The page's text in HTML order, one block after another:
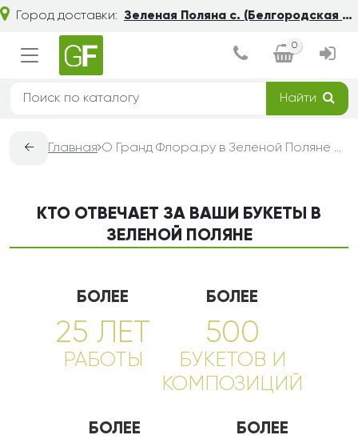
Город доставки: Зеленая Поляна с. (Белгородская обл.)
0
Найти
← Главная О Гранд Флора.ру в Зеленой Поляне — доставка букетов из цветов
КТО ОТВЕЧАЕТ ЗА ВАШИ БУКЕТЫ В
ЗЕЛЕНОЙ ПОЛЯНЕ
БОЛЕЕ
25 ЛЕТ
РАБОТЫ
БОЛЕЕ
500
БУКЕТОВ И
КОМПОЗИЦИЙ
БОЛЕЕ БОЛЕЕ